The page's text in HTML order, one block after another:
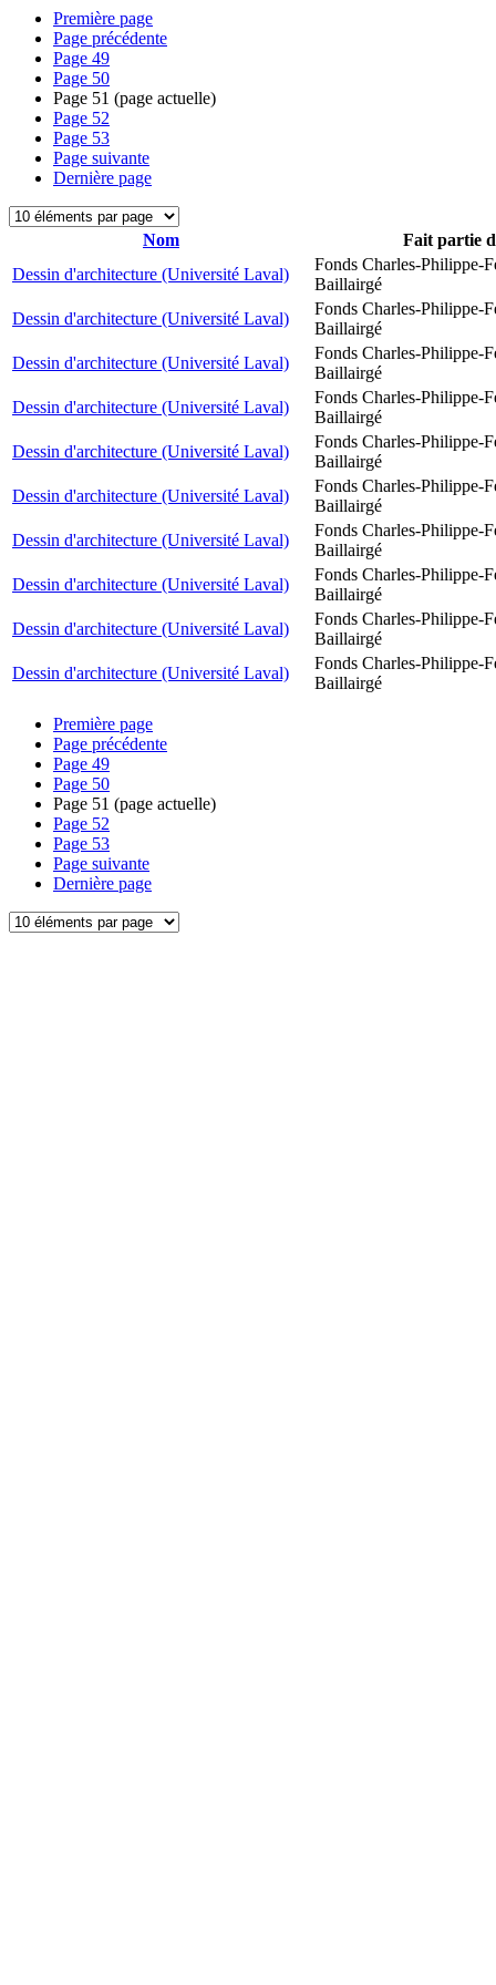
Première page
Page précédente
Page 49
Page 50
Page 51 (page actuelle)
Page 52
Page 53
Page suivante
Dernière page
Nom
Fait partie
Dessin d'architecture (Université Laval)
Fonds Charles-Philippe-
Baillairgé
Dessin d'architecture (Université Laval)
Fonds Charles-Philippe-
Baillairgé
Dessin d'architecture (Université Laval)
Fonds Charles-Philippe-
Baillairgé
Dessin d'architecture (Université Laval)
Fonds Charles-Philippe-
Baillairgé
Dessin d'architecture (Université Laval)
Fonds Charles-Philippe-
Baillairgé
Dessin d'architecture (Université Laval)
Fonds Charles-Philippe-
Baillairgé
Dessin d'architecture (Université Laval)
Fonds Charles-Philippe-
Baillairgé
Dessin d'architecture (Université Laval)
Fonds Charles-Philippe-
Baillairgé
Dessin d'architecture (Université Laval)
Fonds Charles-Philippe-
Baillairgé
Dessin d'architecture (Université Laval)
Fonds Charles-Philippe-
Baillairgé
Première page
Page précédente
Page 49
Page 50
Page 51 (page actuelle)
Page 52
Page 53
Page suivante
Dernière page